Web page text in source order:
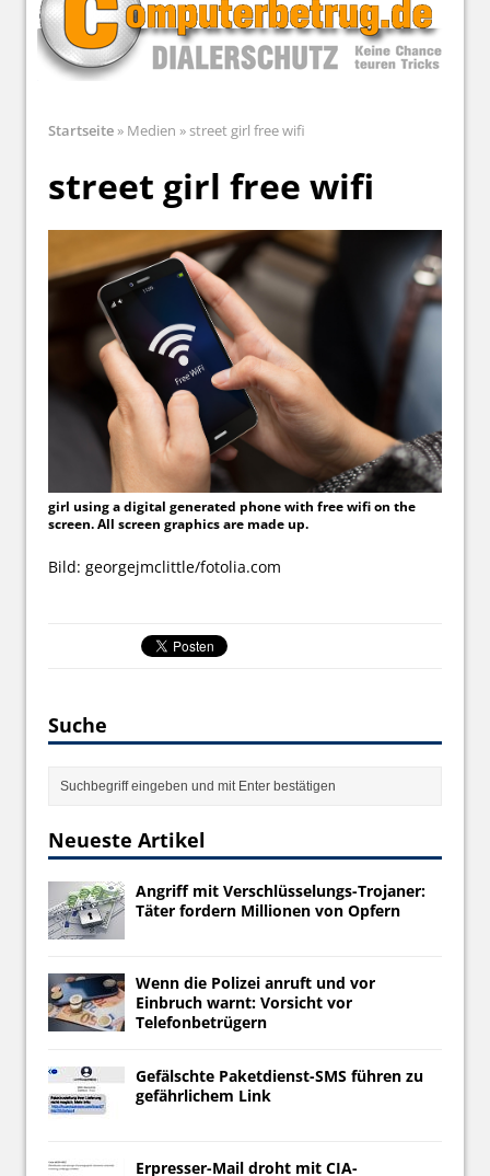
Startseite» Medien »street girl free wifi
street girl free wifi
girl using a digital generated phone with free wifi on the
screen. All screen graphics are made up.
Bild: georgejmclittle/fotolia.com
Suche
Neueste Artikel
Angriff mit Verschlüsselungs-Trojaner:
Täter fordern Millionen von Opfern
Wenn die Polizei anruft und vor
Einbruch warnt: Vorsicht vor
Telefonbetrügern
Gefälschte Paketdienst-SMS führen zu
gefährlichem Link
Erpresser-Mail droht mit CIA-